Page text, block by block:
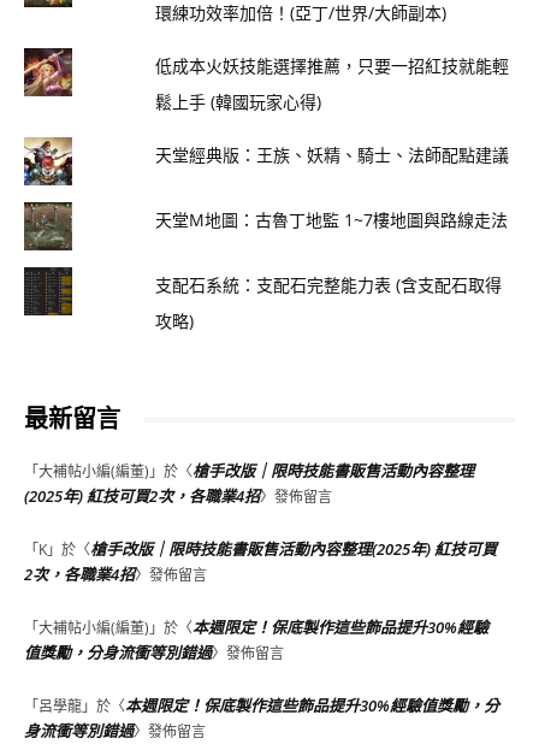
環練功效率加倍！(亞丁/世界/大師副本)
低成本火妖技能選擇推薦，只要一招紅技就能輕
鬆上手 (韓國玩家心得)
天堂經典版：王族、妖精、騎士、法師配點建議
天堂M地圖：古魯丁地監 1~7樓地圖與路線走法
支配石系統：支配石完整能力表 (含支配石取得
攻略)
最新留言
「大補帖小編(編董) 」於〈槍手改版｜限時技能書販售活動內容整理
(2025年) 紅技可買2次，各職業4招〉發佈留言
「K」於〈槍手改版｜限時技能書販售活動內容整理(2025年) 紅技可買
2次，各職業4招〉發佈留言
「大補帖小編(編董) 」於〈本週限定！保底製作這些飾品提升30%經驗
值獎勵，分身流衝等別錯過〉發佈留言
「呂學龍」於〈本週限定！保底製作這些飾品提升30%經驗值獎勵，分
身流衝等別錯過〉發佈留言